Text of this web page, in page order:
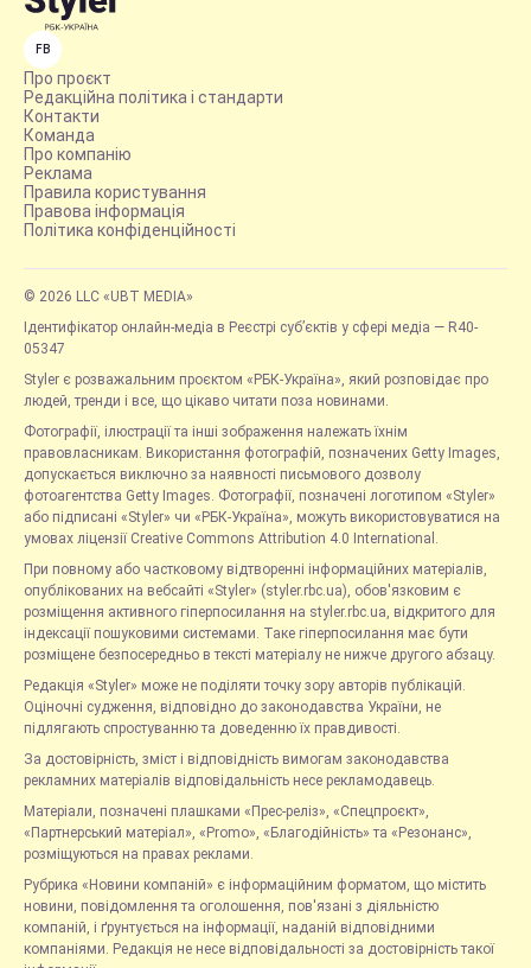
FB
Про проєкт
Редакційна політика і стандарти
Контакти
Команда
Про компанію
Реклама
Правила користування
Правова інформація
Політика конфіденційності
© 2026 LLC «UBT MEDIA»
Ідентифікатор онлайн-медіа в Реєстрі суб’єктів у сфері медіа — R40-
05347
Styler є розважальним проєктом «РБК-Україна», який розповідає про
людей, тренди і все, що цікаво читати поза новинами.
Фотографії, ілюстрації та інші зображення належать їхнім
правовласникам. Використання фотографій, позначених Getty Images,
допускається виключно за наявності письмового дозволу
фотоагентства Getty Images. Фотографії, позначені логотипом «Styler»
або підписані «Styler» чи «РБК-Україна», можуть використовуватися на
умовах ліцензії Creative Commons Attribution 4.0 International.
При повному або частковому відтворенні інформаційних матеріалів,
опублікованих на вебсайті «Styler» (styler.rbc.ua), обов'язковим є
розміщення активного гіперпосилання на styler.rbc.ua, відкритого для
індексації пошуковими системами. Таке гіперпосилання має бути
розміщене безпосередньо в тексті матеріалу не нижче другого абзацу.
Редакція «Styler» може не поділяти точку зору авторів публікацій.
Оціночні судження, відповідно до законодавства України, не
підлягають спростуванню та доведенню їх правдивості.
За достовірність, зміст і відповідність вимогам законодавства
рекламних матеріалів відповідальність несе рекламодавець.
Матеріали, позначені плашками «Прес-реліз», «Спецпроєкт»,
«Партнерський матеріал», «Promo», «Благодійність» та «Резонанс»,
розміщуються на правах реклами.
Рубрика «Новини компаній» є інформаційним форматом, що містить
новини, повідомлення та оголошення, пов'язані з діяльністю
компаній, і ґрунтується на інформації, наданій відповідними
компаніями. Редакція не несе відповідальності за достовірність такої